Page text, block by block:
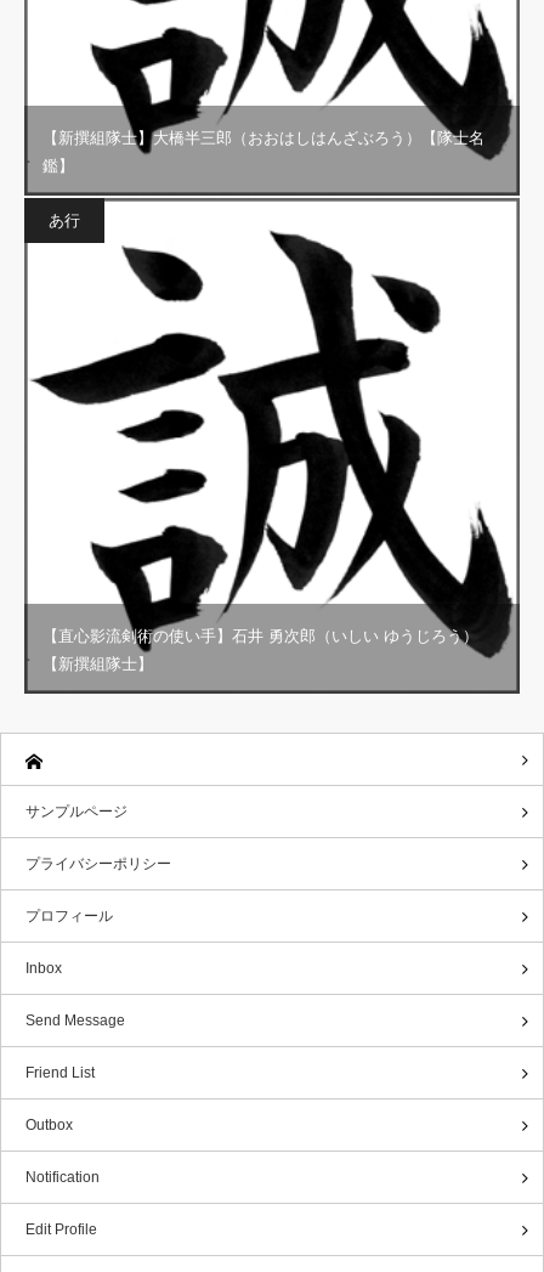
【新撰組隊士】大橋半三郎（おおはしはんざぶろう）【隊士名
鑑】
あ行
【直心影流剣術の使い手】石井 勇次郎（いしい ゆうじろう）
【新撰組隊士】
サンプルページ
プライバシーポリシー
プロフィール
Inbox
Send Message
Friend List
Outbox
Notification
Edit Profile